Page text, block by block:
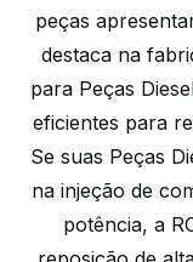
peças
destaca na
para Peças
eficientes para
Se suas Peças
na injeção de
potência, a